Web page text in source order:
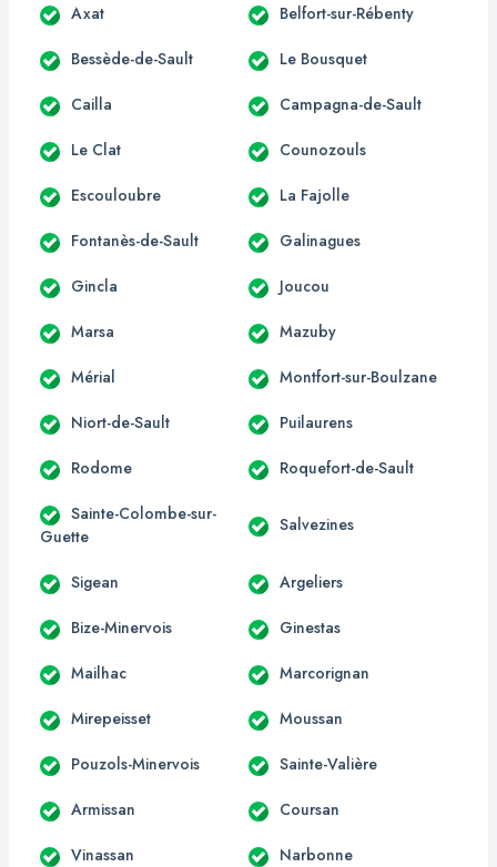
Axat Belfort-sur-Rébenty
Bessède-de-Sault Le Bousquet
Cailla Campagna-de-Sault
Le Clat Counozouls
Escouloubre La Fajolle
Fontanès-de-Sault Galinagues
Gincla Joucou
Marsa Mazuby
Mérial Montfort-sur-Boulzane
Niort-de-Sault Puilaurens
Rodome Roquefort-de-Sault
Sainte-Colombe-sur-
Guette
Salvezines
Sigean Argeliers
Bize-Minervois Ginestas
Mailhac Marcorignan
Mirepeisset Moussan
Pouzols-Minervois Sainte-Valière
Armissan Coursan
Vinassan Narbonne